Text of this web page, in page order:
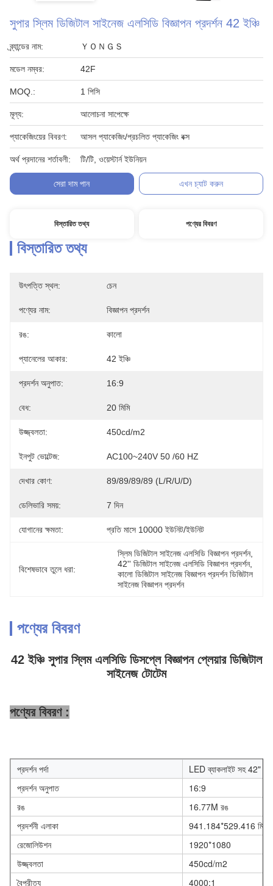
সুপার স্লিম ডিজিটাল সাইনেজ এলসিডি বিজ্ঞাপন প্রদর্শন 42 ইঞ্চি
ব্র্যান্ডের নাম: ＹＯＮＧＳ
মডেল নম্বর: 42F
MOQ.: 1 পিসি
মূল্য: আলোচনা সাপেক্ষে
প্যাকেজিংয়ের বিবরণ: আসল প্যাকেজিং/প্রচলিত প্যাকেজিং বক্স
অর্থ প্রদানের শর্তাবলী: টি/টি, ওয়েস্টার্ন ইউনিয়ন
সেরা দাম পান এখন চ্যাট করুন
বিস্তারিত তথ্য পণ্যের বিবরণ
বিস্তারিত তথ্য
উৎপত্তি স্থল: চেন
পণ্যের নাম: বিজ্ঞাপন প্রদর্শন
রঙ: কালো
প্যানেলের আকার: 42 ইঞ্চি
প্রদর্শন অনুপাত: 16:9
বেধ: 20 মিমি
উজ্জ্বলতা: 450cd/m2
ইনপুট ভোল্টেজ: AC100~240V 50 /60 HZ
দেখার কোণ: 89/89/89/89 (L/R/U/D)
ডেলিভারি সময়: 7 দিন
যোগানের ক্ষমতা: প্রতি মাসে 10000 ইউনিট/ইউনিট
বিশেষভাবে তুলে ধরা:
স্লিম ডিজিটাল সাইনেজ এলসিডি বিজ্ঞাপন প্রদর্শন
42'' ডিজিটাল সাইনেজ এলসিডি বিজ্ঞাপন প্রদর্শন
কালো ডিজিটাল সাইনেজ বিজ্ঞাপন প্রদর্শন ডিজিটাল
সাইনেজ বিজ্ঞাপন প্রদর্শন
পণ্যের বিবরণ
42 ইঞ্চি সুপার স্লিম এলসিডি ডিসপ্লে বিজ্ঞাপন প্লেয়ার ডিজিটাল
সাইনেজ টোটেম
পণ্যের বিবরণ :
প্রদর্শন পর্দা
LED ব্যাকলাইট সহ 42"
প্রদর্শন অনুপাত
16:9
রঙ
16.77M রঙ
প্রদর্শনী এলাকা
941.184*529.416 মিমি
রেজোলিউশন
1920*1080
উজ্জ্বলতা
450cd/m2
বৈপরীত্য
4000:1